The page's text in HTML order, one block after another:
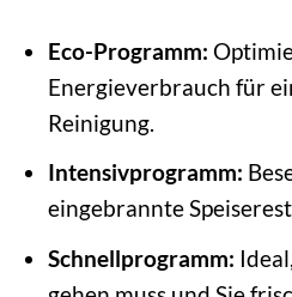
Eco-Programm:
Energieverbrauch für
Reinigung.
Intensivprogramm:
eingebrannte
Schnellprogramm: